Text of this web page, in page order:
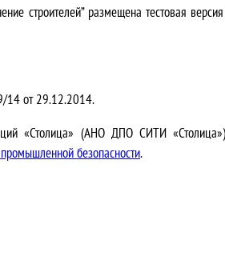
строителей” размещена тестовая
14 от 29.12.2014.
«Столица» (АНО ДПО СИТИ
безопасности.